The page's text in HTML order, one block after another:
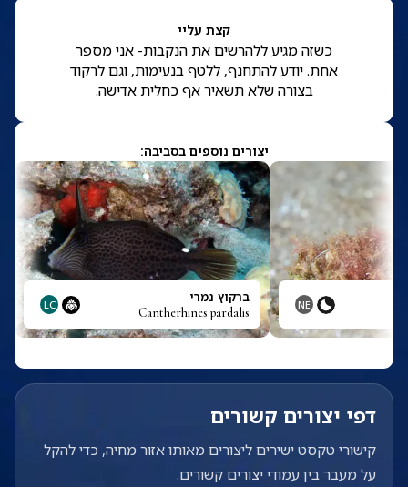
קצת עליי
כשזה מגיע ללהרשים את הנקבות- אני מספר
אחת. יודע להתחנף, ללטף בנעימות, וגם לרקוד
בצורה שלא תשאיר אף כחלית אדישה.
יצורים נוספים בסביבה:
NE ברקוץ נמרי
Cantherhines pardalis
LC
דפי יצורים קשורים
קישורי טקסט ישירים ליצורים מאותו אזור מחיה, כדי להקל
על מעבר בין עמודי יצורים קשורים.